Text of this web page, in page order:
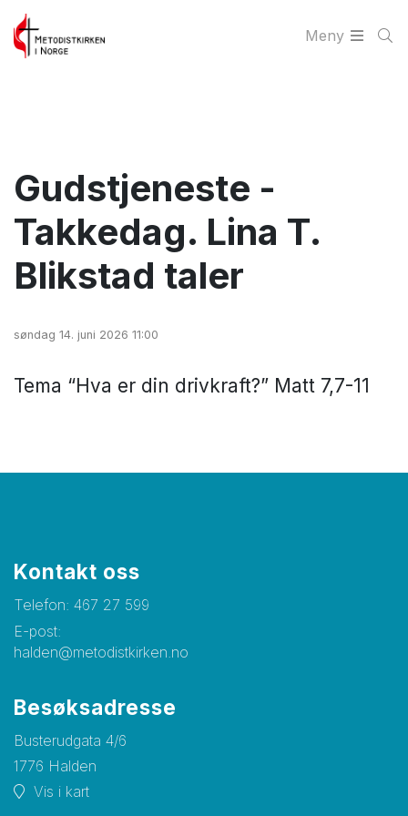
Meny
Gudstjeneste -
Takkedag. Lina T.
Blikstad taler
søndag 14. juni 2026 11:00
Tema “Hva er din drivkraft?” Matt 7,7-11
Kontakt oss
Telefon: 467 27 599
E-post:
halden@metodistkirken.no
Besøksadresse
Busterudgata 4/6
1776 Halden
Vis i kart